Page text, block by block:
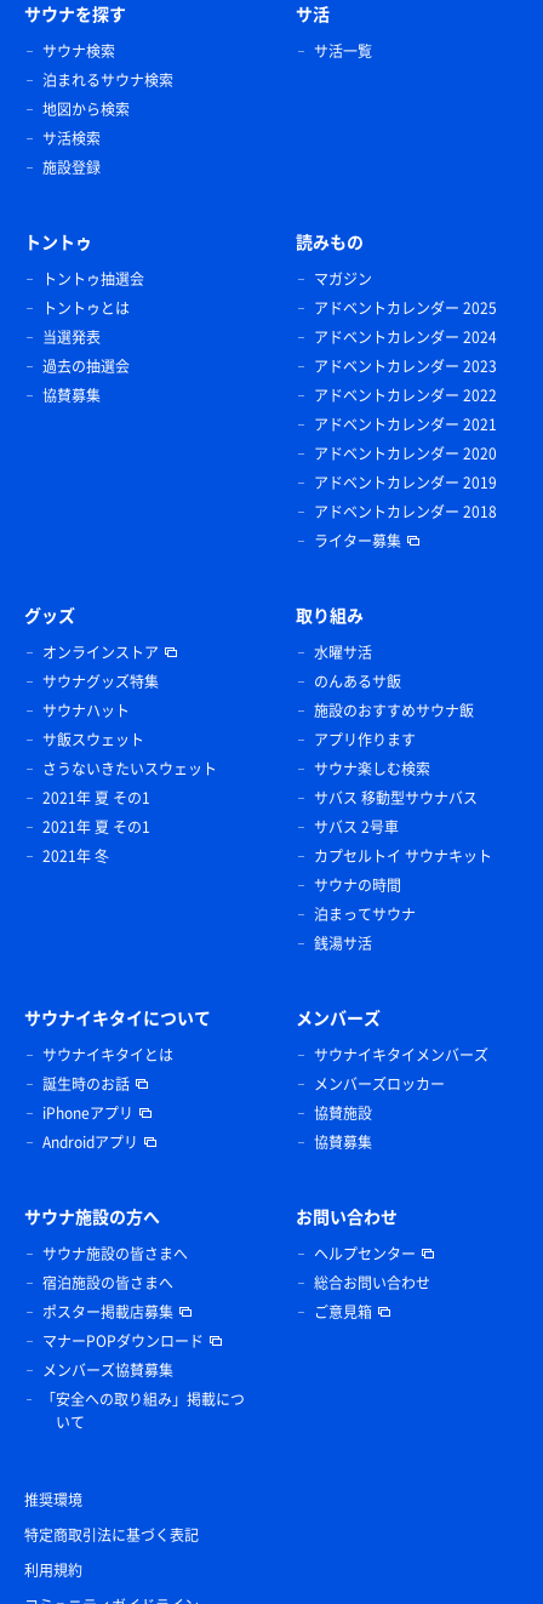
サウナを探す
サウナ検索
泊まれるサウナ検索
地図から検索
サ活検索
施設登録
サ活
サ活一覧
トントゥ
トントゥ抽選会
トントゥとは
当選発表
過去の抽選会
協賛募集
読みもの
マガジン
アドベントカレンダー 2025
アドベントカレンダー 2024
アドベントカレンダー 2023
アドベントカレンダー 2022
アドベントカレンダー 2021
アドベントカレンダー 2020
アドベントカレンダー 2019
アドベントカレンダー 2018
ライター募集
グッズ
オンラインストア
サウナグッズ特集
サウナハット
サ飯スウェット
さうないきたいスウェット
2021年 夏 その1
2021年 夏 その1
2021年 冬
取り組み
水曜サ活
のんあるサ飯
施設のおすすめサウナ飯
アプリ作ります
サウナ楽しむ検索
サバス 移動型サウナバス
サバス 2号車
カプセルトイ サウナキット
サウナの時間
泊まってサウナ
銭湯サ活
サウナイキタイについて
サウナイキタイとは
誕生時のお話
iPhoneアプリ
Androidアプリ
メンバーズ
サウナイキタイメンバーズ
メンバーズロッカー
協賛施設
協賛募集
サウナ施設の方へ
サウナ施設の皆さまへ
宿泊施設の皆さまへ
ポスター掲載店募集
マナーPOPダウンロード
メンバーズ協賛募集
「安全への取り組み」掲載につ
いて
お問い合わせ
ヘルプセンター
総合お問い合わせ
ご意見箱
推奨環境
特定商取引法に基づく表記
利用規約